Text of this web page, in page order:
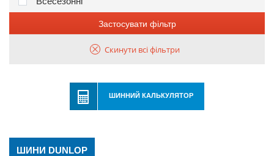
Застосувати фільтр
Скинути всі фільтри
ШИННИЙ КАЛЬКУЛЯТОР
ШИНИ DUNLOP